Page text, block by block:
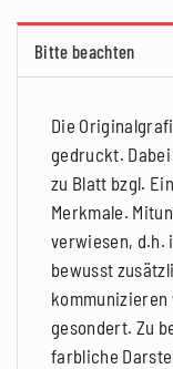
Bitte beachten
Die
gedruckt.
zu Blatt bzgl.
Merkmale.
verwiesen, d.h.
bewusst
kommunizieren
gesondert. Zu
farbliche